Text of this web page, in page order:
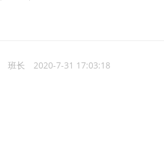
班长 2020-7-31 17:03:18